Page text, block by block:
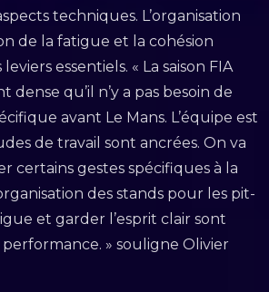
techniques. L’organisation
de la fatigue et la cohésion
essentiels. « La saison FIA
dense qu’il n’y a pas besoin de
avant Le Mans. L’équipe est
de travail sont ancrées. On va
certains gestes spécifiques à la
des stands pour les pit-
et garder l’esprit clair sont
» souligne Olivier